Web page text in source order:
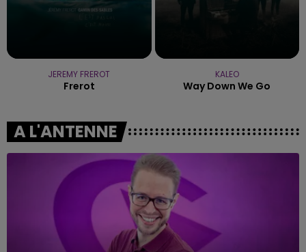
JEREMY FREROT
Frerot
KALEO
Way Down We Go
A L'ANTENNE